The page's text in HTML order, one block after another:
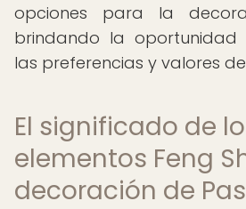
opciones para la
brindando la
las preferencias y valores
El significado de
elementos Feng
decoración de